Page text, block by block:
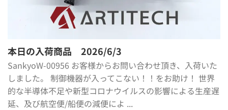
本日の入荷商品 2026/6/3
SankyoW-00956 お客様からお問い合わせ頂き、入荷いた
しました。 制御機器が入ってこない！！をお助け！ 世界
的な半導体不足や新型コロナウイルスの影響による生産遅
延、及び航空便/船便の減便によ ...